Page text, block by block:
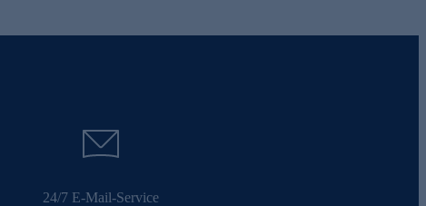
24/7 E-Mail-Service